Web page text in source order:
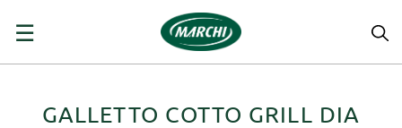
navigazione
☰
GALLETTO COTTO GRILL DIA